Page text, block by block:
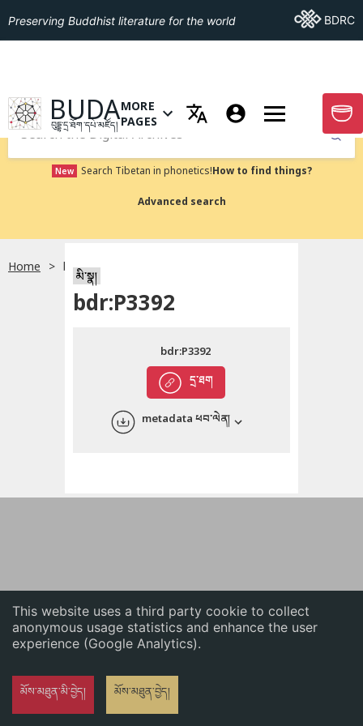
This website uses a third party cookie to collect
anonymous usage statistics and enhance the user
experience (Google Analytics).
མོས་མཐུན་མི་བྱེད། མོས་མཐུན་བྱེད།
English
Preserving Buddhist literature for the world Go ToBDRC
GO TO HOMEPAGE
BUDA
བུདྡྷ་དྲ་ཐོག་དཔེ་མཛོད།
OPEN MENU OF MORE PAGES
MORE
PAGES
GO
Submit
New Search Tibetan in phonetics!How to find things?
Advanced search
Home bdr:P3392
མི་སྣ།
bdr:P3392
དྲ་ཐག
bdr:P3392
metadata ཕབ་ལེན།